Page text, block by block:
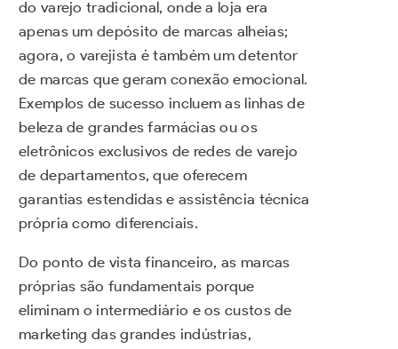
do varejo tradicional, onde a loja era
apenas um depósito de marcas alheias;
agora, o varejista é também um detentor
de marcas que geram conexão emocional.
Exemplos de sucesso incluem as linhas de
beleza de grandes farmácias ou os
eletrônicos exclusivos de redes de varejo
de departamentos, que oferecem
garantias estendidas e assistência técnica
própria como diferenciais.
Do ponto de vista financeiro, as marcas
próprias são fundamentais porque
eliminam o intermediário e os custos de
marketing das grandes indústrias,